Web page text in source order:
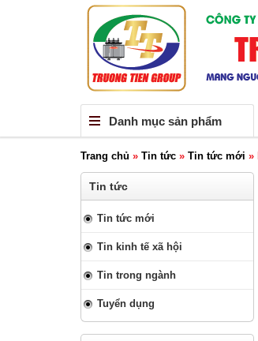
Danh mục sản phẩm
Trang chủ » Tin tức » Tin tức mới »
Tin tức
Tin tức mới
Tin kinh tế xã hội
Tin trong ngành
Tuyển dụng